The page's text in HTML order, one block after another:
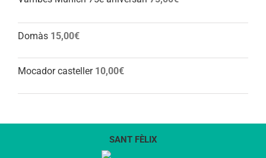
Domàs 15,00€
Mocador casteller 10,00€
SANT FÈLIX